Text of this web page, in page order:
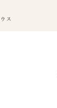
ス